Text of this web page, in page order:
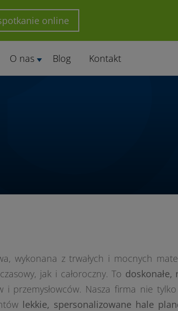
online
O nas Blog Kontakt
wykonana z trwałych i mocnych
jak i całoroczny. To doskonałe,
i przemysłowców. Nasza firma nie
lekkie, spersonalizowane hale